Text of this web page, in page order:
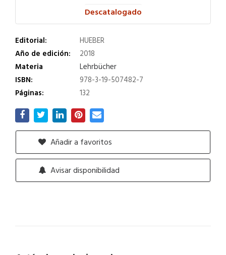
Descatalogado
Editorial:
HUEBER
Año de edición:
2018
Materia
Lehrbücher
ISBN:
978-3-19-507482-7
Páginas:
132
Añadir a favoritos
Avisar disponibilidad